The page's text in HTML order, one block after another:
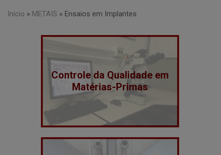
Início » METAIS » Ensaios em Implantes
Controle da Qualidade em
Matérias-Primas